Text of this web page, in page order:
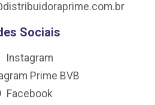
Sociais
Instagram
Prime BVB
Facebook